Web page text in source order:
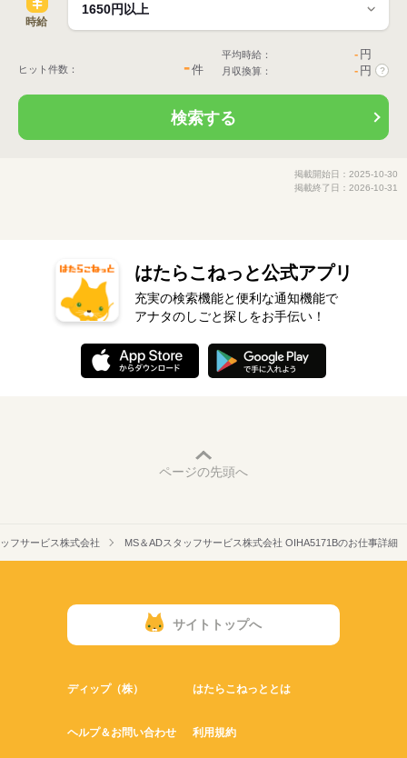
時給
ヒット件数： -件
平均時給： - 円
月収換算： - 円 ?
検索する
掲載開始日：2025-10-30
掲載終了日：2026-10-31
はたらこねっと公式アプリ
充実の検索機能と便利な通知機能で
アナタのしごと探しをお手伝い！
ページの先頭へ
フサービス株式会社 MS＆ADスタッフサービス株式会社 OIHA5171Bのお仕事詳細
サイトトップへ
ディップ（株） はたらこねっととは
ヘルプ＆お問い合わせ 利用規約